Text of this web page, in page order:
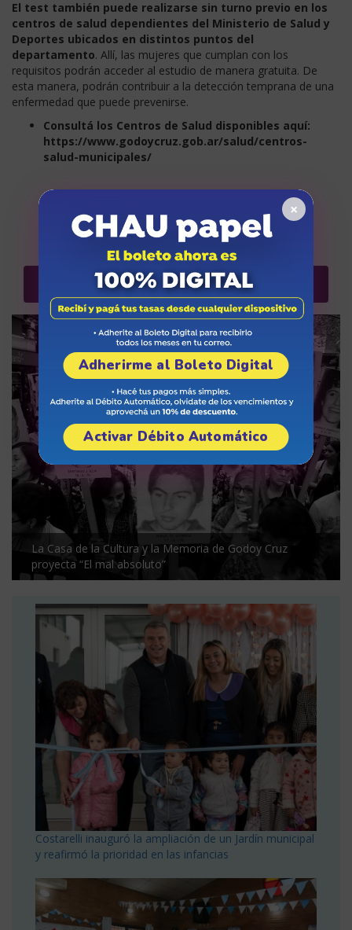
El test también puede realizarse sin turno previo en los
centros de salud dependientes del Ministerio de Salud y
Deportes ubicados en distintos puntos del
departamento. Allí, las mujeres que cumplan con los
requisitos podrán acceder al estudio de manera gratuita. De
esta manera, podrán contribuir a la detección temprana de una
enfermedad que puede prevenirse.
Consultá los Centros de Salud disponibles aquí:
https://www.godoycruz.gob.ar/salud/centros-
salud-municipales/
Más noticias
La Casa de la Cultura y la Memoria de Godoy Cruz
proyecta “El mal absoluto”
Costarelli inauguró la ampliación de un Jardín municipal
y reafirmó la prioridad en las infancias
×
Adherirme al Boleto Digital
Activar Débito Automático